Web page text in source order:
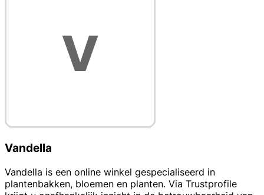
Vandella
Vandella is een online winkel gespecialiseerd in
plantenbakken, bloemen en planten. Via Trustprofile